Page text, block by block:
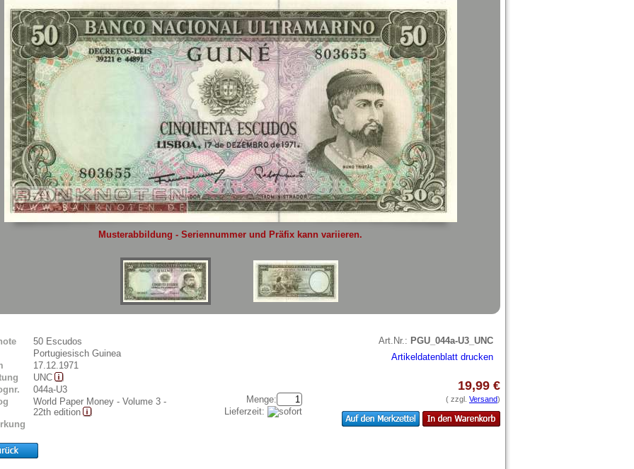
Musterabbildung - Seriennummer und Präfix kann variieren.
50 Escudos
Portugiesisch Guinea
17.12.1971
UNC
044a-U3
World Paper Money - Volume 3 -
22th edition
Art.Nr.: PGU_044a-U3_UNC
Artikeldatenblatt drucken
Menge:
Lieferzeit:
19,99 €
( zzgl. Versand)